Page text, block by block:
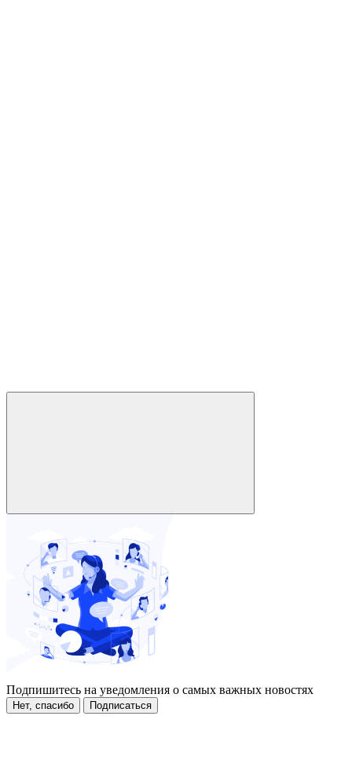
Подпишитесь на уведомления о самых важных новостях
Нет, спасибо Подписаться